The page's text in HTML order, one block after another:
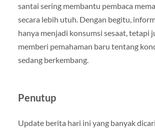
santai sering membantu pembaca
secara lebih utuh. Dengan begitu,
hanya menjadi konsumsi sesaat, tetapi
memberi pemahaman baru tentang
sedang berkembang.
Penutup
Update berita hari ini yang banyak